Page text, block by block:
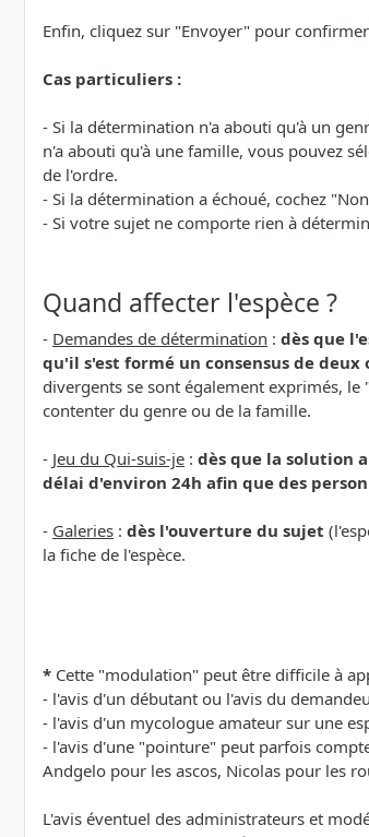
Enfin, cliquez sur "Envoyer" pour
Cas particuliers :
- Si la détermination n'a abouti qu'à un
n'a abouti qu'à une famille, vous pouvez
de l'ordre.
- Si la détermination a échoué, cochez
- Si votre sujet ne comporte rien à
Quand affecter l'espèce ?
- Demandes de détermination : dès que
qu'il s'est formé un consensus de
divergents se sont également exprimés,
contenter du genre ou de la famille.
- Jeu du Qui-suis-je : dès que la solution
délai d'environ 24h afin que des
- Galeries : dès l'ouverture du sujet
la fiche de l'espèce.
* Cette "modulation" peut être difficile à
- l'avis d'un débutant ou l'avis du
- l'avis d'un mycologue amateur sur une
- l'avis d'une "pointure" peut parfois
Andgelo pour les ascos, Nicolas pour les
L'avis éventuel des administrateurs et